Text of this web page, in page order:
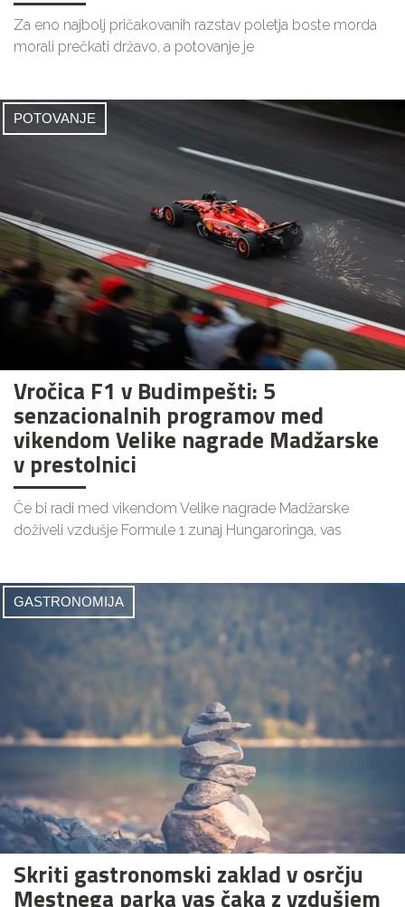
Za eno najbolj pričakovanih razstav poletja boste morda
morali prečkati državo, a potovanje je
POTOVANJE
Vročica F1 v Budimpešti: 5
senzacionalnih programov med
vikendom Velike nagrade Madžarske
v prestolnici
Če bi radi med vikendom Velike nagrade Madžarske
doživeli vzdušje Formule 1 zunaj Hungaroringa, vas
GASTRONOMIJA
Skriti gastronomski zaklad v osrčju
Mestnega parka vas čaka z vzdušjem